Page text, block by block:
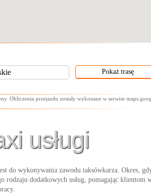
Obliczenia przejazdu zostały wykonane w serwise
usługi
do wykonywania zawodu taksówkarza. Okres,
rodzaju dodatkowych usług, pomagając klientom